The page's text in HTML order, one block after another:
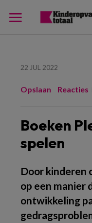
22 JUL 2022
Opslaan Reacties
Boeken
spelen
Door kinderen
op een manier
ontwikkeling